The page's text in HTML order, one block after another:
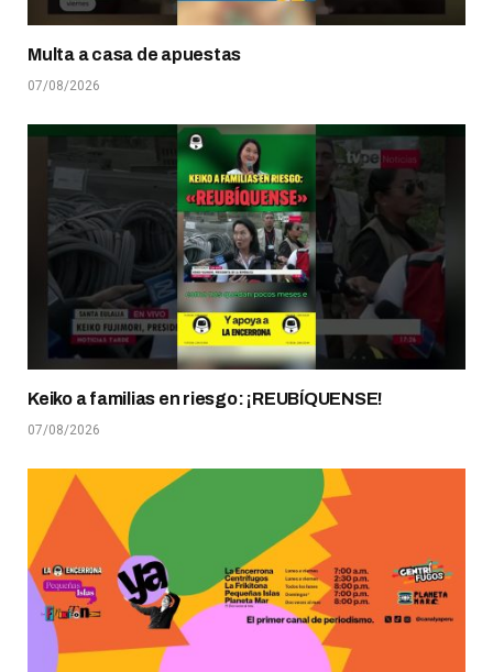
Multa a casa de apuestas
07/08/2026
Keiko a familias en riesgo: ¡REUBÍQUENSE!
07/08/2026